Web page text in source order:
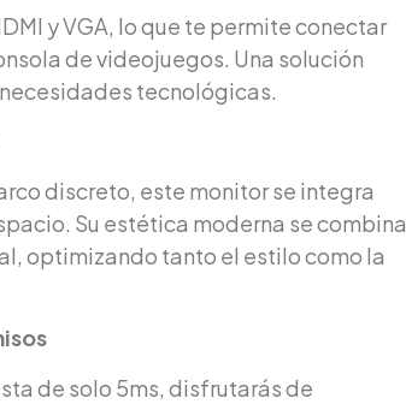
y VGA, lo que te permite conectar
de videojuegos. Una solución
tecnológicas.
discreto, este monitor se integra
Su estética moderna se combina
optimizando tanto el estilo como la
de solo 5ms, disfrutarás de